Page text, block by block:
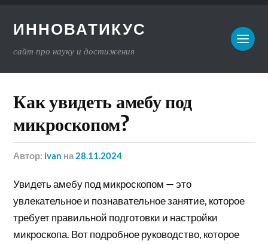
ИННОВАТИКУС
сайт про науку и достижения
Как увидеть амебу под
микроскопом?
Автор: ivan на 28.11.2024
Увидеть амебу под микроскопом — это
увлекательное и познавательное занятие, которое
требует правильной подготовки и настройки
микроскопа. Вот подробное руководство, которое